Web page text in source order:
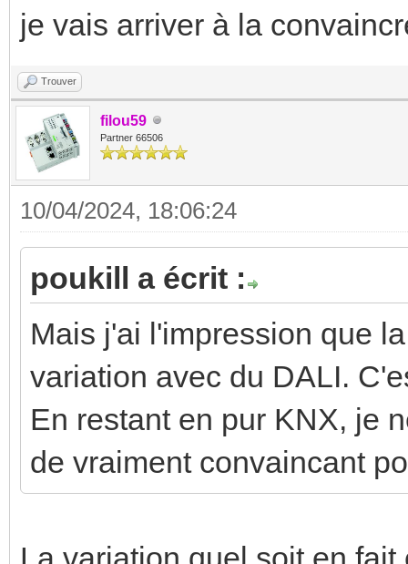
je vais arriver à la
Trouver
filou59
Partner 66506
10/04/2024, 18:06:24
poukill a écrit :
Mais j'ai l'impression que
variation avec du DALI.
En restant en pur KNX, je
de vraiment convaincant